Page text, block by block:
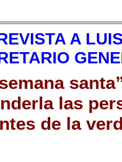
A
las
de la